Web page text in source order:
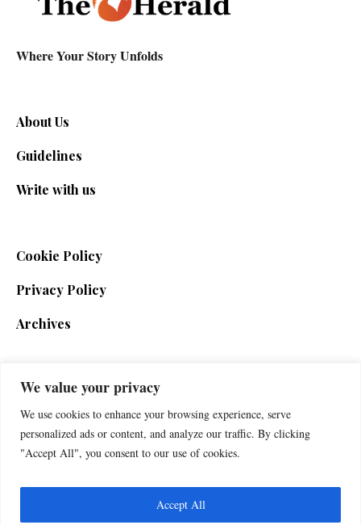
We value your privacy
We use cookies to enhance your browsing experience, serve
personalized ads or content, and analyze our traffic. By clicking
"Accept All", you consent to our use of cookies.
Accept All
Where Your Story Unfolds
About Us
Guidelines
Write with us
Cookie Policy
Privacy Policy
Archives
SIGN UP FOR THE NEWSLETTER